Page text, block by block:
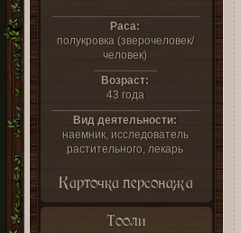
Раса:
полукровка (зверочеловек/
человек)
Возраст:
43 года
Вид деятельности:
наемник, исследователь
растительного, лекарь
Карточка персонажа
Тооли